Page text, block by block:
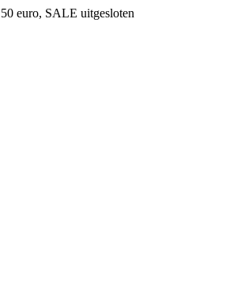
euro, SALE uitgesloten